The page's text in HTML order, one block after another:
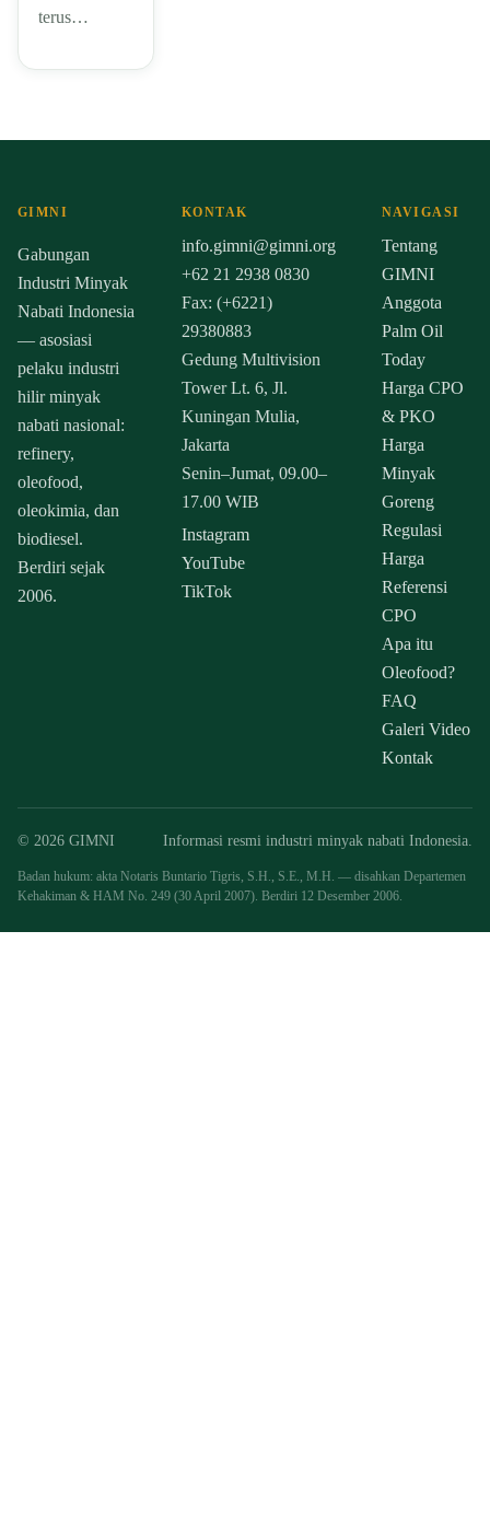
terus…
GIMNI
Gabungan
Industri Minyak
Nabati Indonesia
— asosiasi
pelaku industri
hilir minyak
nabati nasional:
refinery,
oleofood,
oleokimia, dan
biodiesel.
Berdiri sejak
2006.
KONTAK
info.gimni@gimni.org
+62 21 2938 0830
Fax: (+6221)
29380883
Gedung Multivision
Tower Lt. 6, Jl.
Kuningan Mulia,
Jakarta
Senin–Jumat, 09.00–
17.00 WIB
Instagram
YouTube
TikTok
NAVIGASI
Tentang
GIMNI
Anggota
Palm Oil
Today
Harga CPO
& PKO
Harga
Minyak
Goreng
Regulasi
Harga
Referensi
CPO
Apa itu
Oleofood?
FAQ
Galeri Video
Kontak
© 2026 GIMNI Informasi resmi industri minyak nabati Indonesia.
Badan hukum: akta Notaris Buntario Tigris, S.H., S.E., M.H. — disahkan Departemen
Kehakiman & HAM No. 249 (30 April 2007). Berdiri 12 Desember 2006.